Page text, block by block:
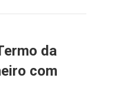
da
com